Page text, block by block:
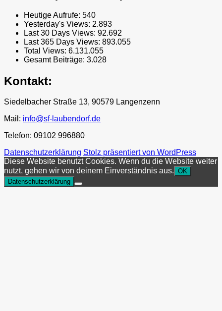
Heutige Aufrufe: 540
Yesterday's Views: 2.893
Last 30 Days Views: 92.692
Last 365 Days Views: 893.055
Total Views: 6.131.055
Gesamt Beiträge: 3.028
Kontakt:
Siedelbacher Straße 13, 90579 Langenzenn
Mail: info@sf-laubendorf.de
Telefon: 09102 996880
Datenschutzerklärung Stolz präsentiert von WordPress
Diese Website benutzt Cookies. Wenn du die Website weiter
nutzt, gehen wir von deinem Einverständnis aus. OK
Datenschutzerklärung